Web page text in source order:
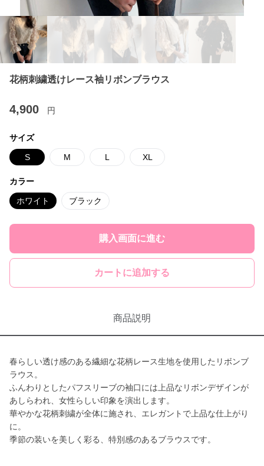
花柄刺繍透けレース袖リボンブラウス
4,900 円
サイズ
S M L XL
カラー
ホワイト ブラック
購入画面に進む
カートに追加する
商品説明
春らしい透け感のある繊細な花柄レース生地を使用したリボンブ
ラウス。
ふんわりとしたパフスリーブの袖口には上品なリボンデザインが
あしらわれ、女性らしい印象を演出します。
華やかな花柄刺繍が全体に施され、エレガントで上品な仕上がり
に。
季節の装いを美しく彩る、特別感のあるブラウスです。